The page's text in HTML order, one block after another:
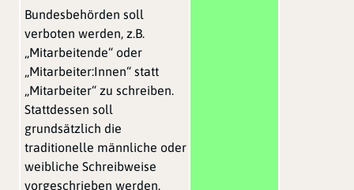
Bundesbehörden soll
verboten werden, z.B.
„Mitarbeitende“ oder
„Mitarbeiter:Innen“ statt
„Mitarbeiter“ zu schreiben.
Stattdessen soll
grundsätzlich die
traditionelle männliche oder
weibliche Schreibweise
vorgeschrieben werden.